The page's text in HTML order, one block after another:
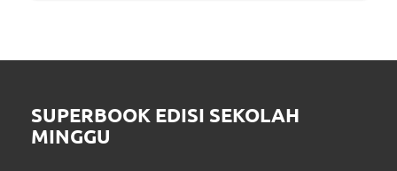
SUPERBOOK EDISI SEKOLAH
MINGGU